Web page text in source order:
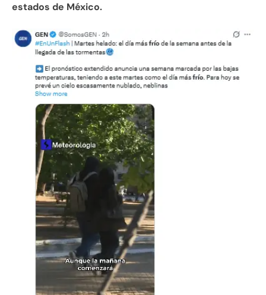
estados de México.